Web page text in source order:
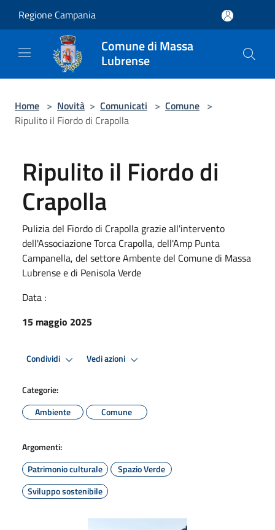
Regione Campania
Comune di Massa
Lubrense
Home > Novità > Comunicati > Comune >
Ripulito il Fiordo di Crapolla
Ripulito il Fiordo di
Crapolla
Pulizia del Fiordo di Crapolla grazie all'intervento
dell'Associazione Torca Crapolla, dell'Amp Punta
Campanella, del settore Ambente del Comune di Massa
Lubrense e di Penisola Verde
Data :
15 maggio 2025
Condividi Vedi azioni
Categorie:
Ambiente
Comune
Argomenti:
Patrimonio culturale
Spazio Verde
Sviluppo sostenibile